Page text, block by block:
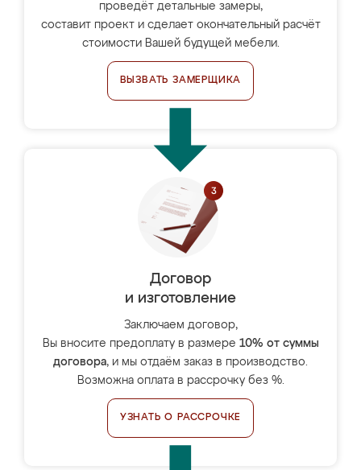
проведёт детальные замеры,
составит проект и сделает окончательный расчёт
стоимости Вашей будущей мебели.
ВЫЗВАТЬ ЗАМЕРЩИКА
Договор
и изготовление
Заключаем договор,
Вы вносите предоплату в размере 10% от суммы
договора, и мы отдаём заказ в производство.
Возможна оплата в рассрочку без %.
УЗНАТЬ О РАССРОЧКЕ